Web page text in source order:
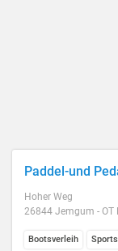
Paddel-und
Hoher Weg
26844 Jemgum - OT
Bootsverleih